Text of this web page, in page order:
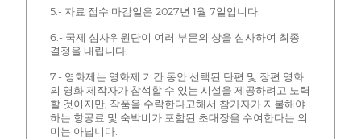
5.- 자료 접수 마감일은 2027년 1월 7일입니다.
6.- 국제 심사위원단이 여러 부문의 상을 심사하여 최종
결정을 내립니다.
7.- 영화제는 영화제 기간 동안 선택된 단편 및 장편 영화
의 영화 제작자가 참석할 수 있는 시설을 제공하려고 노력
할 것이지만, 작품을 수락한다고해서 참가자가 지불해야
하는 항공료 및 숙박비가 포함된 초대장을 수여한다는 의
미는 아닙니다.